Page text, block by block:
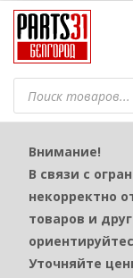
Поиск
товаров
Внимание!
В связи с
некорректно
товаров и
Уточняйте